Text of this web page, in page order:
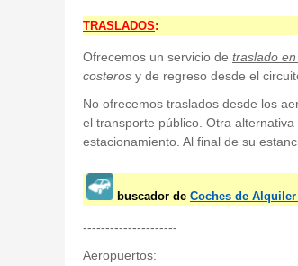
TRASLADOS:
Ofrecemos un servicio de traslado
costeros y de regreso desde el
No ofrecemos traslados desde los
el transporte público. Otra
estacionamiento. Al final de su
buscador de Coches de Alquiler
---------------------
Aeropuertos: